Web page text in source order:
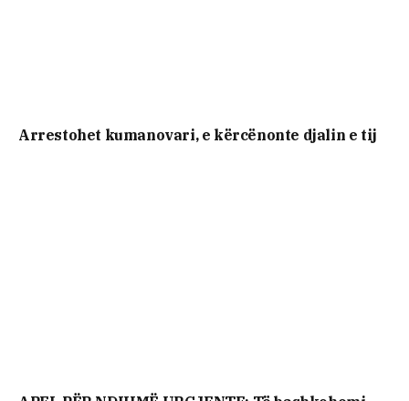
Arrestohet kumanovari, e kërcënonte djalin e tij